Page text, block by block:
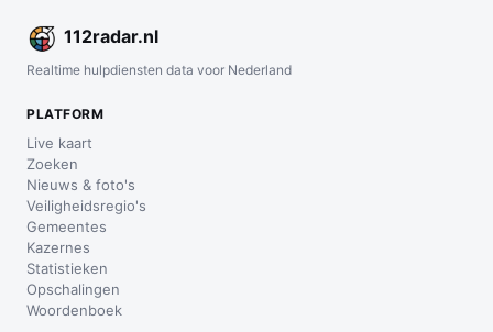
112radar.nl
Realtime hulpdiensten data voor Nederland
PLATFORM
Live kaart
Zoeken
Nieuws & foto's
Veiligheidsregio's
Gemeentes
Kazernes
Statistieken
Opschalingen
Woordenboek